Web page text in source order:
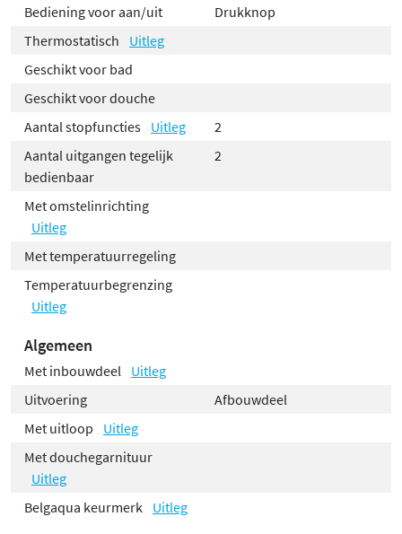
Bediening voor aan/uit
Drukknop
Thermostatisch
Uitleg
Geschikt voor bad
Geschikt voor douche
Aantal stopfuncties Uitleg
2
Aantal uitgangen tegelijk
bedienbaar
2
Met omstelinrichting
Uitleg
Met temperatuurregeling
Temperatuurbegrenzing
Uitleg
Algemeen
Met inbouwdeel
Uitleg
Uitvoering
Afbouwdeel
Met uitloop
Uitleg
Met douchegarnituur
Uitleg
Belgaqua keurmerk Uitleg